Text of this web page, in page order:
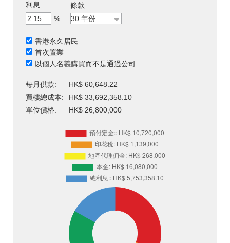
利息
%
條款
香港永久居民
首次置業
以個人名義購買而不是通過公司
每月供款:
HK$ 60,648.22
買樓總成本:
HK$ 33,692,358.10
單位價格:
HK$ 26,800,000